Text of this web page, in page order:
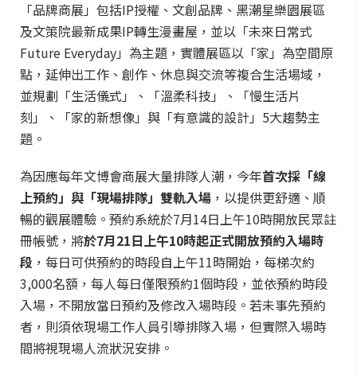
「品牌商展」包括IP授權、文創品牌、黑潮星樂園展區
及文策院最新成果IP轉生漫畫屋，並以「未來日常式
Future Everyday」為主題，實體展區以「家」為空間原
點，延伸出工作、創作、休息與交流等複合生活場域，
並規劃「生活儀式」、「溫柔科技」、「慢生活片
刻」、「家的新想像」與「有意識的設計」5大趨勢主
題。
為因應每年文博會商展大量排隊人潮，今年首次採「線
上預約」與「現場排隊」雙軌入場 ，以提供更舒適、順
暢的觀展體驗。預約系統於7月14日上午10時開放民眾註
冊帳號，將於7月21日上午10時起正式開放預約入場時
段 ，每日可供預約的時段自上午11時開始，每梯次約
3,000名額，每人每日僅限預約1個時段，並依預約時段
入場，不開放當日預約及修改入場時段。若未事先預約
者，則須依現場工作人員引導排隊入場，但實際入場時
間將視現場人流狀況安排。